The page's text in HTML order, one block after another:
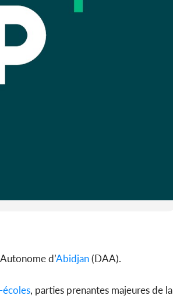
d’Abidjan(DAA).
, parties prenantes majeures de la